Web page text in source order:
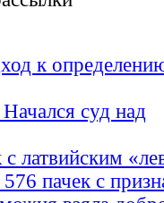
к
суд над
латвийским
пачек с